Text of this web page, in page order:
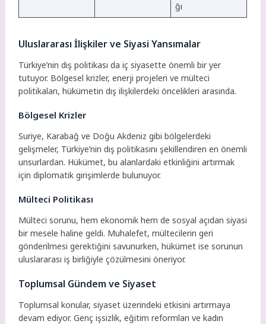
ğı
Uluslararası İlişkiler ve Siyasi Yansımalar
Türkiye’nin dış politikası da iç siyasette önemli bir yer
tutuyor. Bölgesel krizler, enerji projeleri ve mülteci
politikaları, hükümetin dış ilişkilerdeki öncelikleri arasında.
Bölgesel Krizler
Suriye, Karabağ ve Doğu Akdeniz gibi bölgelerdeki
gelişmeler, Türkiye’nin dış politikasını şekillendiren en önemli
unsurlardan. Hükümet, bu alanlardaki etkinliğini artırmak
için diplomatik girişimlerde bulunuyor.
Mülteci Politikası
Mülteci sorunu, hem ekonomik hem de sosyal açıdan siyasi
bir mesele haline geldi. Muhalefet, mültecilerin geri
gönderilmesi gerektiğini savunurken, hükümet ise sorunun
uluslararası iş birliğiyle çözülmesini öneriyor.
Toplumsal Gündem ve Siyaset
Toplumsal konular, siyaset üzerindeki etkisini artırmaya
devam ediyor. Genç işsizlik, eğitim reformları ve kadın